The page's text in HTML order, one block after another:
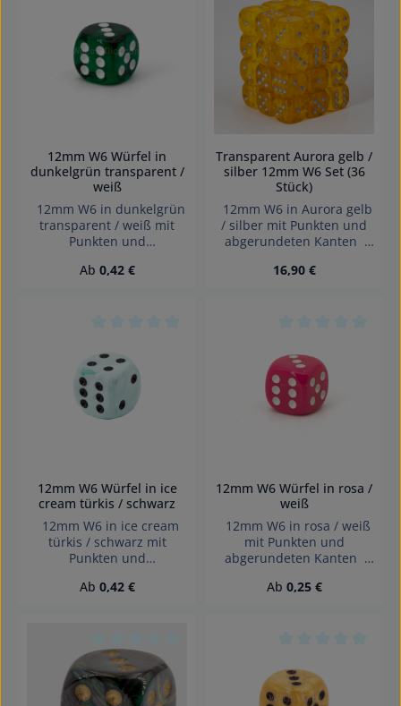
Durchschnittliche Bewertung von 0 von 5
12mm W6 Würfel in
dunkelgrün transparent /
weiß
12mm W6 in dunkelgrün
transparent / weiß mit
Punkten und
Effekte: Transparent
Jahren geeignet.
Erstickungsgefahr!
Regulärer Preis:
Ab 0,42 €
Durchschnittliche
Transparent Aurora gelb /
silber 12mm W6 Set (36
Stück)
12mm W6 in Aurora gelb
/ silber mit Punkten und
abgerundeten Kanten
würfel Effekte:
verschluckbarer Kleinteile
nicht für Kinder unter 3
Jahren geeignet.
Erstickungsgefahr!
Regulärer Preis:
16,90 €
12mm W6 Würfel in ice
cream türkis / schwarz
12mm W6 in ice cream
türkis / schwarz mit
Punkten und
Effekte: Marmor Würfel
nicht für Kinder unter 3
Jahren geeignet.
Erstickungsgefahr!
Regulärer Preis:
Ab 0,42 €
12mm W6 Würfel in rosa /
weiß
12mm W6 in rosa / weiß
mit Punkten und
abgerundeten Kanten
in Germany Achtung!
Regulärer Preis:
Ab 0,25 €
Durchschnittliche Bewertung von 0 von 5